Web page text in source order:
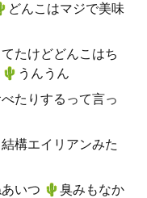
んこはマジで美味
たけどどんこはち
🌵️うんうん
たりするって言っ
構エイリアンみた
いつ 🌵️臭みもなか